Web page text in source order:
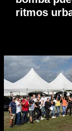
ritmos